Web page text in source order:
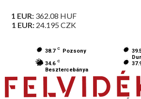
1 EUR: 362.08 HUF
1 EUR: 24.195 CZK
38.7 C Pozsony
34.6 C
Besztercebánya